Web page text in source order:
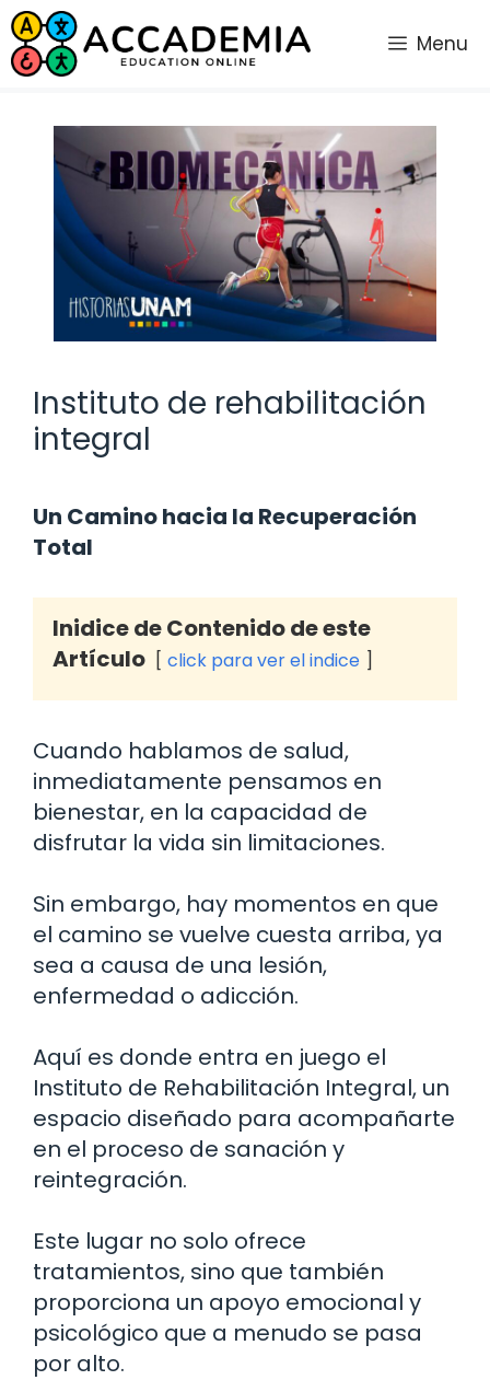
Saltar
al
contenido
Menu
Instituto de rehabilitación
integral
Un Camino hacia la Recuperación
Total
Inidice de Contenido de este
Artículo
click para ver el indice
Cuando hablamos de salud,
inmediatamente pensamos en
bienestar, en la capacidad de
disfrutar la vida sin limitaciones.
Sin embargo, hay momentos en que
el camino se vuelve cuesta arriba, ya
sea a causa de una lesión,
enfermedad o adicción.
Aquí es donde entra en juego el
Instituto de Rehabilitación Integral, un
espacio diseñado para acompañarte
en el proceso de sanación y
reintegración.
Este lugar no solo ofrece
tratamientos, sino que también
proporciona un apoyo emocional y
psicológico que a menudo se pasa
por alto.